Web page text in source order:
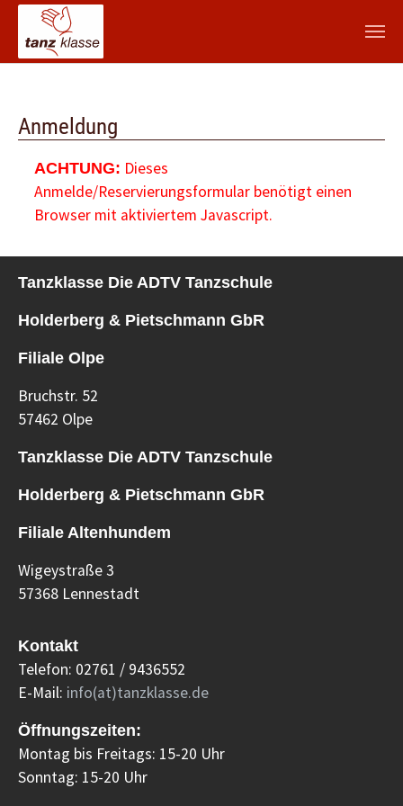
Anmeldung
ACHTUNG: Dieses
Anmelde/Reservierungsformular benötigt einen
Browser mit aktiviertem Javascript.
Tanzklasse Die ADTV Tanzschule
Holderberg & Pietschmann GbR
Filiale Olpe
Bruchstr. 52
57462 Olpe
Tanzklasse Die ADTV Tanzschule
Holderberg & Pietschmann GbR
Filiale Altenhundem
Wigeystraße 3
57368 Lennestadt
Kontakt
Telefon: 02761 / 9436552
E-Mail: info(at)tanzklasse.de
Öffnungszeiten:
Montag bis Freitags: 15-20 Uhr
Sonntag: 15-20 Uhr